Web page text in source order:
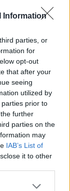
Information
parties, or
for
opt-out
that after your
seeing
utilized by
prior to
further
parties on the
may
IAB’s List of
it to other
RADOMSKA
dominikanów